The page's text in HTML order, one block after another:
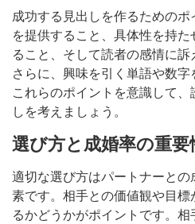
成功する見出しを作るための
を提供すること、具体性を持
ること、そして読者の感情に訴
さらに、興味を引く単語や数字
これらのポイントを意識して
しを考えましょう。
選び方と成婚率の重要
適切な選び方はパートナーと
素です。相手との価値観や目
るかどうかがポイントです。